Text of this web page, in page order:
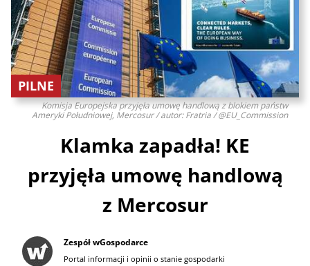
Komisja Europejska przyjęła umowę handlową z blokiem państw
Ameryki Południowej, Mercosur / autor: Fratria / @EU_Commission
PILNE
Klamka zapadła! KE
przyjęła umowę handlową
z Mercosur
Zespół wGospodarce
Portal informacji i opinii o stanie gospodarki